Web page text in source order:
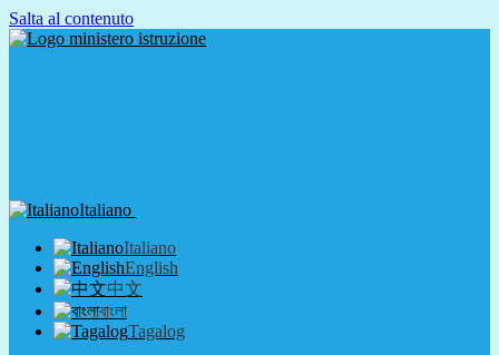
Salta al contenuto
Italiano
Italiano
English
中文
বাংলা
Tagalog